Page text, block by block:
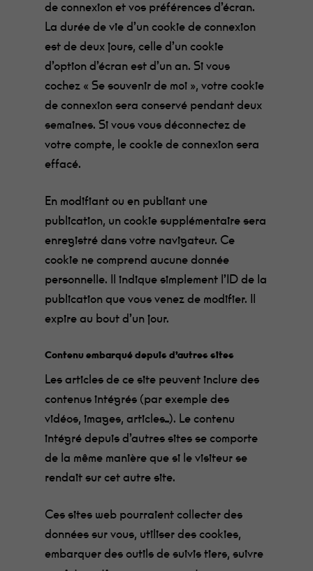
de connexion et vos préférences d’écran.
La durée de vie d’un cookie de connexion
est de deux jours, celle d’un cookie
d’option d’écran est d’un an. Si vous
cochez « Se souvenir de moi », votre cookie
de connexion sera conservé pendant deux
semaines. Si vous vous déconnectez de
votre compte, le cookie de connexion sera
effacé.
En modifiant ou en publiant une
publication, un cookie supplémentaire sera
enregistré dans votre navigateur. Ce
cookie ne comprend aucune donnée
personnelle. Il indique simplement l’ID de la
publication que vous venez de modifier. Il
expire au bout d’un jour.
Contenu embarqué depuis d’autres sites
Les articles de ce site peuvent inclure des
contenus intégrés (par exemple des
vidéos, images, articles…). Le contenu
intégré depuis d’autres sites se comporte
de la même manière que si le visiteur se
rendait sur cet autre site.
Ces sites web pourraient collecter des
données sur vous, utiliser des cookies,
embarquer des outils de suivis tiers, suivre